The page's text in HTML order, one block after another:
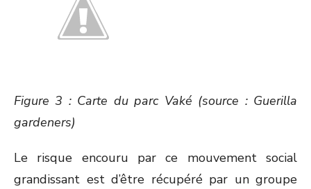
Figure 3 : Carte du parc Vaké (source : Guerilla
gardeners)
Le risque encouru par ce mouvement social
grandissant est d’être récupéré par un groupe